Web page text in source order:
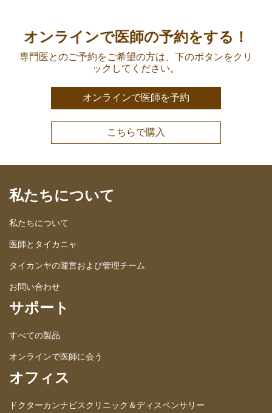
オンラインで医師の予約をする！
専門医とのご予約をご希望の方は、下のボタンをクリ
ックしてください。
オンラインで医師を予約
こちらで購入
私たちについて
私たちについて
医師とタイカニャ
タイカンヤの運営および管理チーム
お問い合わせ
サポート
すべての製品
オンラインで医師に会う
オフィス
ドクターカンナビスクリニック＆ディスペンサリー